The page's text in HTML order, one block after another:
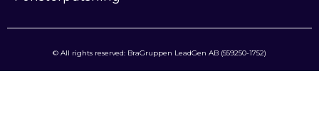
© All rights reserved: BraGruppen LeadGen AB (559250-1752)